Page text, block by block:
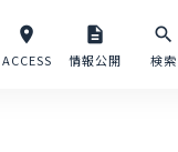
place
ACCESS
description
情報公開
search
検索